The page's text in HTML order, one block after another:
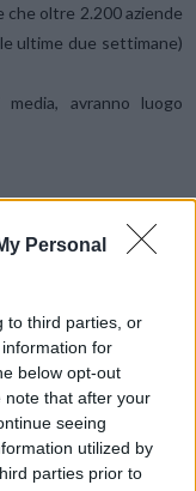
Personal
to third parties, or
for
below opt-out
note that after your
seeing
utilized by
parties prior to
che oltre 2.200 aziende
ultime due settimane)
avranno luogo
X
di TecnoGazzetta?